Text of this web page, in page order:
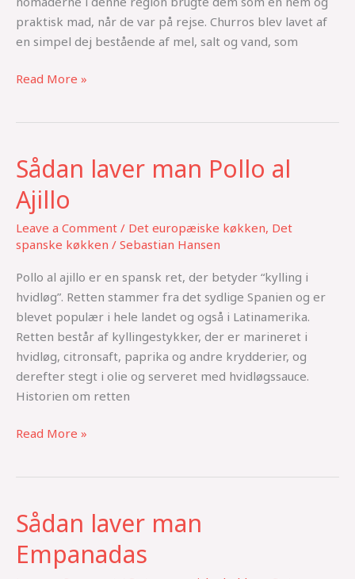
praktisk mad, når de var på rejse. Churros blev lavet af
en simpel dej bestående af mel, salt og vand, som
Read More »
Sådan laver man Pollo al
Ajillo
Leave a Comment / Det europæiske køkken, Det
spanske køkken / Sebastian Hansen
Pollo al ajillo er en spansk ret, der betyder “kylling i
hvidløg”. Retten stammer fra det sydlige Spanien og er
blevet populær i hele landet og også i Latinamerika.
Retten består af kyllingestykker, der er marineret i
hvidløg, citronsaft, paprika og andre krydderier, og
derefter stegt i olie og serveret med hvidløgssauce.
Historien om retten
Sådan
laver
man
Pollo
al
Read More »
Sådan laver man
Empanadas
Sådan
laver
man
Empanadas